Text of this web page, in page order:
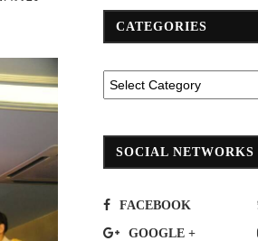
CATEGORIES
SOCIAL NETWORKS
FACEBOOK
GOOGLE +